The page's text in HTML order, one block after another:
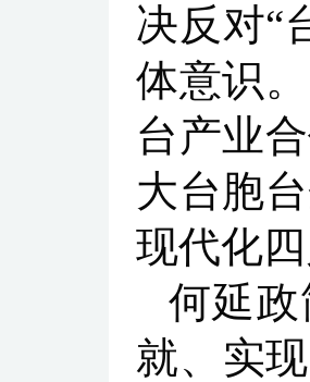
决反对“
体意识
台产业
大台胞
现代化四
何延
就、实